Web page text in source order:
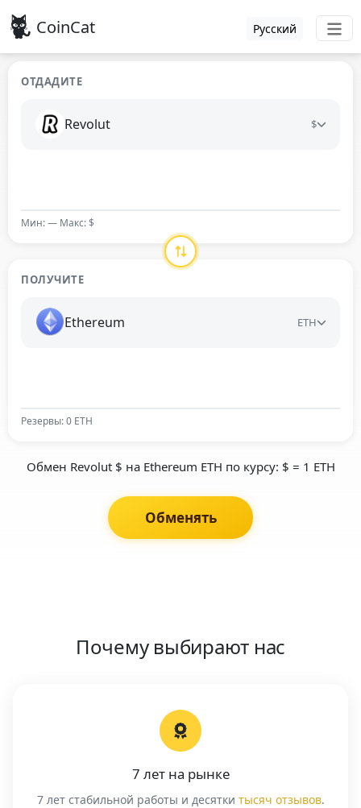
CoinCat Русский
ОТДАДИТЕ
Revolut $
Мин: — Макс: $
ПОЛУЧИТЕ
Ethereum ETH
Резервы: 0 ETH
Обмен Revolut $ на Ethereum ETH по курсу: $ = 1 ETH
Обменять
Почему выбирают нас
7 лет на рынке
7 лет стабильной работы и десятки тысяч отзывов.